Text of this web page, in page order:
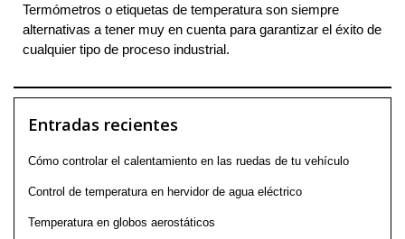
Termómetros o etiquetas de temperatura son siempre
alternativas a tener muy en cuenta para garantizar el éxito de
cualquier tipo de proceso industrial.
Entradas recientes
Cómo controlar el calentamiento en las ruedas de tu vehículo
Control de temperatura en hervidor de agua eléctrico
Temperatura en globos aerostáticos